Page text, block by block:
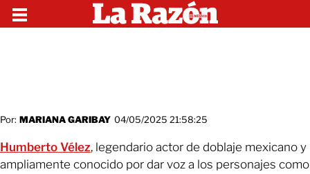
Por: MARIANA GARIBAY 04/05/2025 21:58:25
Humberto Vélez, legendario actor de doblaje mexicano y
ampliamente conocido por dar voz a los personajes como